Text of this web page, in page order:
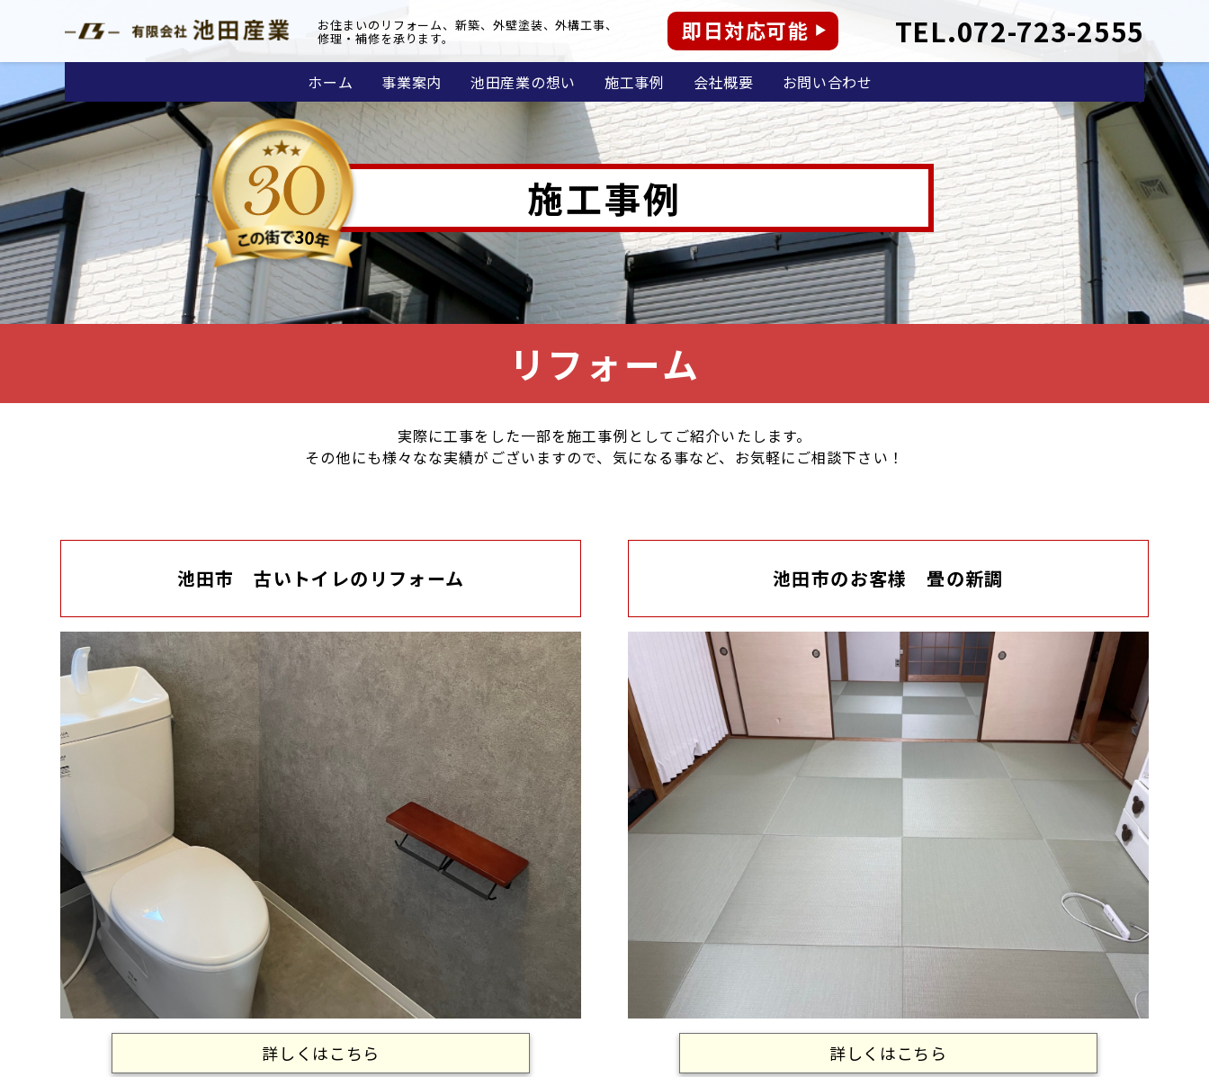
お住まいのリフォーム、新築、外壁塗装、外構工事、
修理・補修を承ります。 即日対応可能 TEL.072-723-2555
ホーム 事業案内 池田産業の想い 施工事例 会社概要 お問い合わせ
施工事例
リフォーム
実際に工事をした一部を施工事例としてご紹介いたします。
その他にも様々なな実績がございますので、気になる事など、お気軽にご相談下さい！
池田市 古いトイレのリフォーム
詳しくはこちら
池田市のお客様 畳の新調
詳しくはこちら